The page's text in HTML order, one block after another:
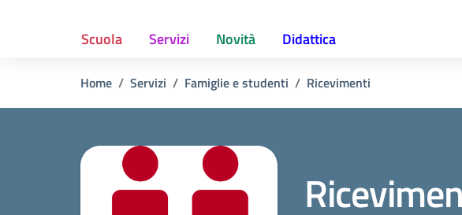
Scuola Servizi Novità Didattica
Home Servizi Famiglie e studenti Ricevimenti